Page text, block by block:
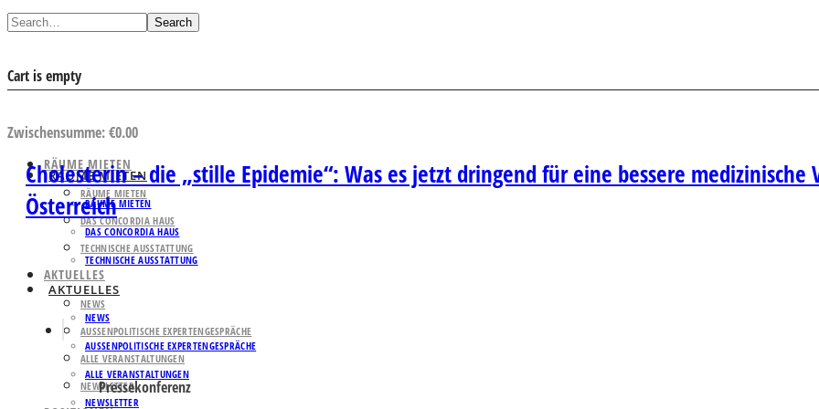
Search
Cart is empty
Zwischensumme:€0.00
RÄUME MIETEN
RÄUME MIETEN
DAS CONCORDIA HAUS
TECHNISCHE AUSSTATTUNG
AKTUELLES
NEWS
AUSSENPOLITISCHE EXPERTENGESPRÄCHE
ALLE VERANSTALTUNGEN
NEWSLETTER
RÄUME MIETEN
RÄUME MIETEN
DAS CONCORDIA HAUS
TECHNISCHE AUSSTATTUNG
AKTUELLES
NEWS
AUSSENPOLITISCHE EXPERTENGESPRÄCHE
ALLE VERANSTALTUNGEN
NEWSLETTER
Cholesterin – die „stille Epidemie“: Was es jetzt dringend für eine bessere medizinische
Österreich
Pressekonferenz